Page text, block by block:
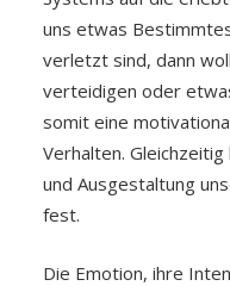
uns etwas
verletzt sind, dann
verteidigen oder
somit eine
Verhalten.
und Ausgestaltung
fest.
Die Emotion, ihre